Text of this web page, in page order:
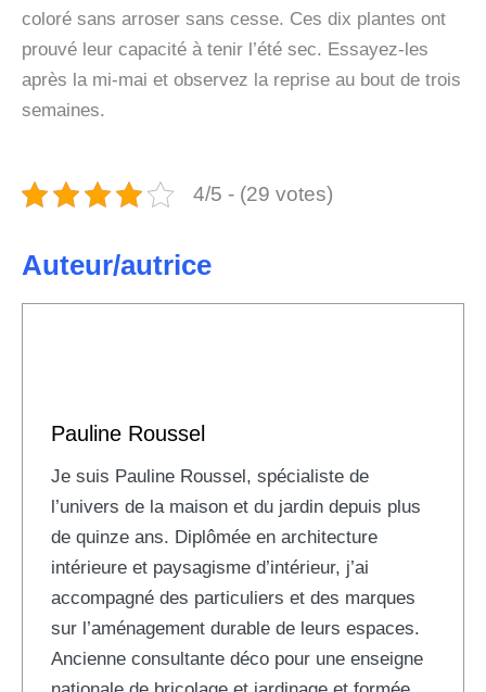
coloré sans arroser sans cesse. Ces dix plantes ont
prouvé leur capacité à tenir l’été sec. Essayez-les
après la mi-mai et observez la reprise au bout de trois
semaines.
4/5 - (29 votes)
Auteur/autrice
Pauline Roussel
Je suis Pauline Roussel, spécialiste de
l’univers de la maison et du jardin depuis plus
de quinze ans. Diplômée en architecture
intérieure et paysagisme d’intérieur, j’ai
accompagné des particuliers et des marques
sur l’aménagement durable de leurs espaces.
Ancienne consultante déco pour une enseigne